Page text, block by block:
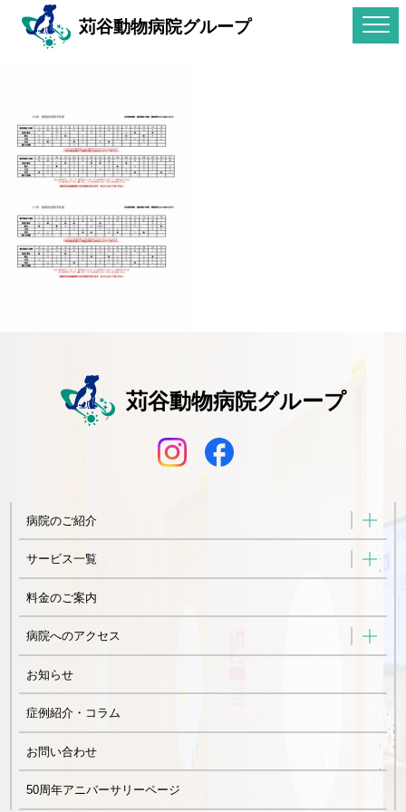
苅谷動物病院グループ
苅谷動物病院グループ
病院のご紹介
サービス一覧
料金のご案内
病院へのアクセス
お知らせ
症例紹介・コラム
お問い合わせ
50周年アニバーサリーページ